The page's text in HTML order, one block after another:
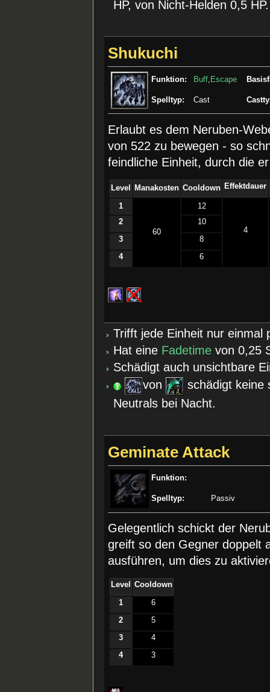
HP, von Nicht-Helden 0,5 HP.
Shukuchi
Funktion: Buff Escape
Spelltyp: Cast
Erlaubt es dem Neruben-
von 522 zu bewegen - so
feindliche Einheit, durch die
Level Manakosten Cooldown Effektdauer
1
60
12
4
2 10
3 8
4 6
Trifft jede Einheit nur einmal
Hat eine Fadetime von 0,25
Schädigt auch unsichtbare
von
schädigt keine
Neutrals bei Nacht.
Geminate Attack
Funktion:
Spelltyp: Passiv
Gelegentlich schickt der
greift so den Gegner doppelt
ausführen, um dies zu
Level Cooldown
1 6
2 5
3 4
4 3